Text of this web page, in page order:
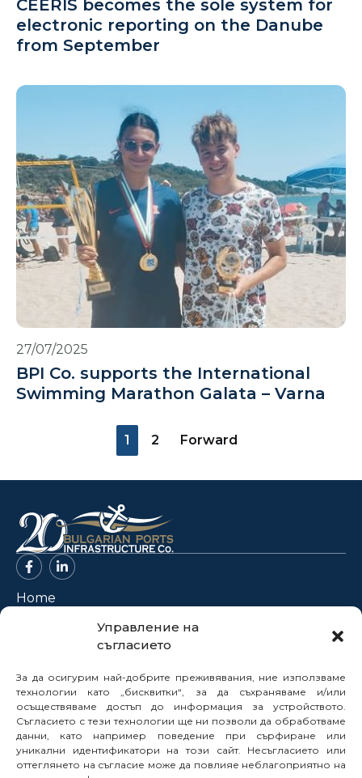
Управление на
съгласието
За да осигурим най-добрите преживявания, ние използваме
технологии като „бисквитки“, за да съхраняваме и/или
осъществяваме достъп до информация за устройството.
Съгласието с тези технологии ще ни позволи да обработваме
данни, като например поведение при сърфиране или
уникални идентификатори на този сайт. Несъгласието или
оттеглянето на съгласие може да повлияе неблагоприятно на
CEERIS becomes the sole system for
electronic reporting on the Danube
from September
27/07/2025
BPI Co. supports the International
Swimming Marathon Galata – Varna
1 2 Forward
Home
News
Legal Framework
Electronic Services
Buyer Profile
Careers